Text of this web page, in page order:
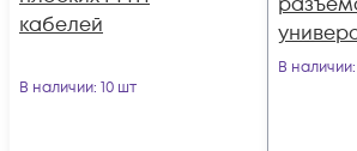
кабелей
В наличии: 10 шт
В наличии